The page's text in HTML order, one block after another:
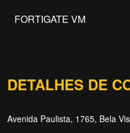
FORTIGATE VM
DETALHES DE
Avenida Paulista, 1765, Bela